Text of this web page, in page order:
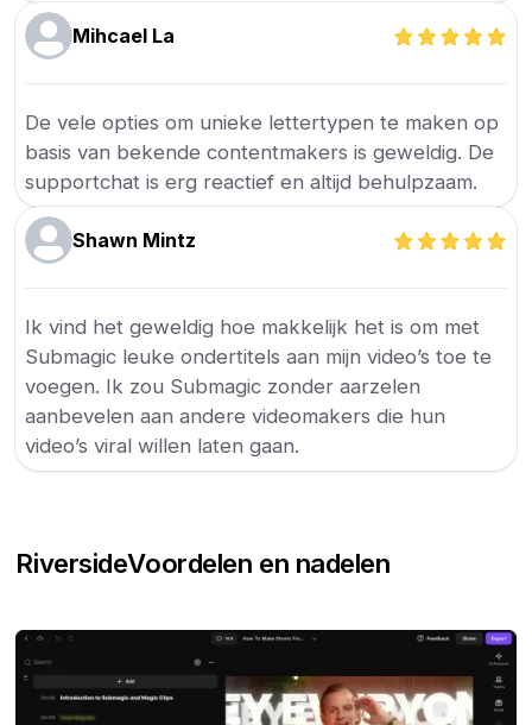
Mihcael La
De vele opties om unieke lettertypen te maken op
basis van bekende contentmakers is geweldig. De
supportchat is erg reactief en altijd behulpzaam.
Shawn Mintz
Ik vind het geweldig hoe makkelijk het is om met
Submagic leuke ondertitels aan mijn video’s toe te
voegen. Ik zou Submagic zonder aarzelen
aanbevelen aan andere videomakers die hun
video’s viral willen laten gaan.
RiversideVoordelen en nadelen